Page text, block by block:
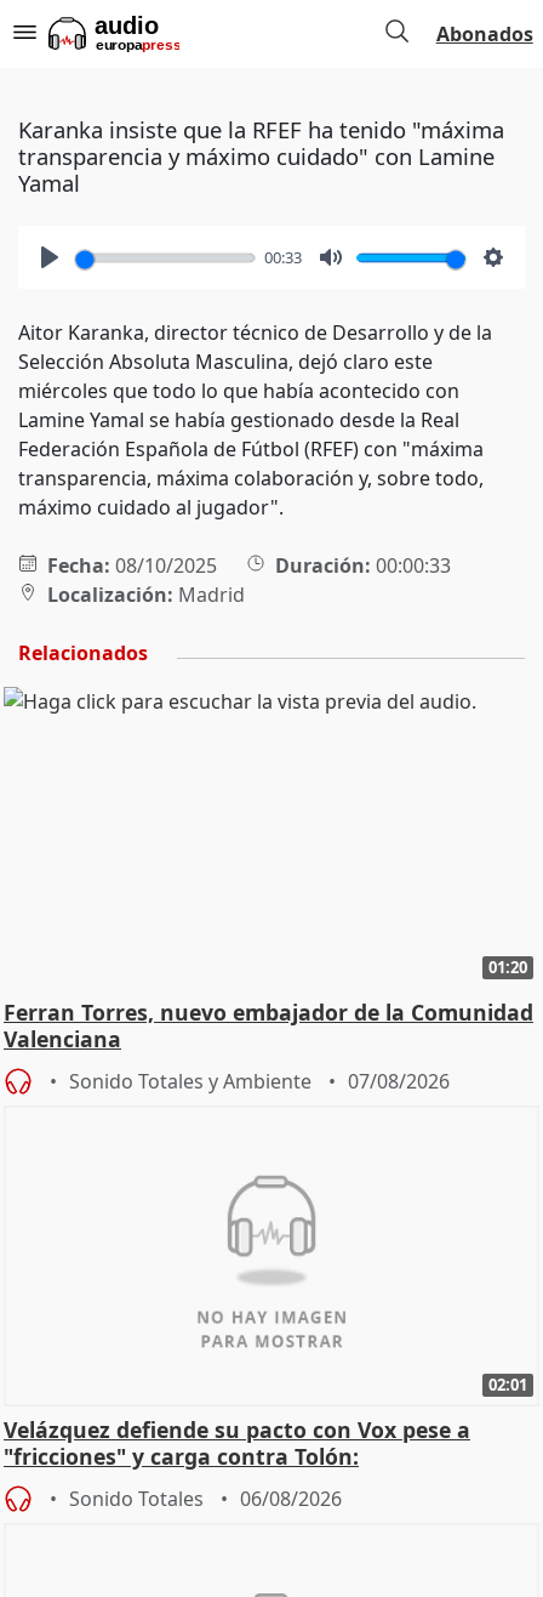
Abonados
Karanka insiste que la RFEF ha tenido "máxima
transparencia y máximo cuidado" con Lamine
Yamal
00:33
Aitor Karanka, director técnico de Desarrollo y de la
Selección Absoluta Masculina, dejó claro este
miércoles que todo lo que había acontecido con
Lamine Yamal se había gestionado desde la Real
Federación Española de Fútbol (RFEF) con "máxima
transparencia, máxima colaboración y, sobre todo,
máximo cuidado al jugador".
Fecha: 08/10/2025 Duración: 00:00:33
Localización: Madrid
Relacionados
01:20
Ferran Torres, nuevo embajador de la Comunidad
Valenciana
Sonido Totales y Ambiente 07/08/2026
02:01
Velázquez defiende su pacto con Vox pese a
"fricciones" y carga contra Tolón:
Sonido Totales 06/08/2026